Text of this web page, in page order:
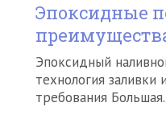
Эпоксидные
Эпоксидный
технология
требования